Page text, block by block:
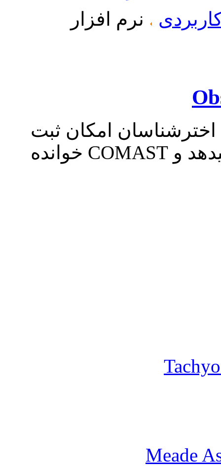
نرم افزار
امکان ثبت
وقایع رصدی را در فرمت XML میدهد و COMAST خوانده